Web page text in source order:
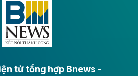
- xã hội khu vực phía Nam đồng
tử tổng hợp Bnews -